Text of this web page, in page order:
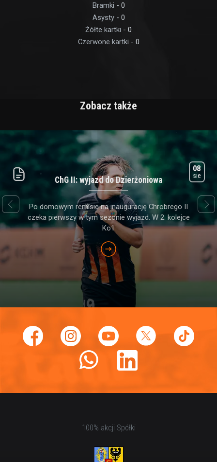
Bramki - 0
Asysty- 0
Żółte kartki - 0
Czerwone kartki - 0
Zobacz także
prev next
08
sie
ChG II: wyjazd do Dzierżoniowa
Po domowym remisie na inaugurację Chrobrego II
czeka pierwszy w tym sezonie wyjazd. W 2. kolejce
Ko1
100% akcji Spółki